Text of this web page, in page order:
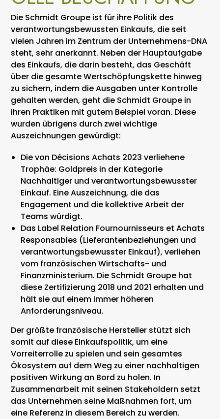
Die Schmidt Groupe ist für ihre Politik des
verantwortungsbewussten Einkaufs, die seit
vielen Jahren im Zentrum der Unternehmens-DNA
steht, sehr anerkannt. Neben der Hauptaufgabe
des Einkaufs, die darin besteht, das Geschäft
über die gesamte Wertschöpfungskette hinweg
zu sichern, indem die Ausgaben unter Kontrolle
gehalten werden, geht die Schmidt Groupe in
ihren Praktiken mit gutem Beispiel voran. Diese
wurden übrigens durch zwei wichtige
Auszeichnungen gewürdigt:
Die von Décisions Achats 2023 verliehene
Trophäe: Goldpreis in der Kategorie
Nachhaltiger und verantwortungsbewusster
Einkauf. Eine Auszeichnung, die das
Engagement und die kollektive Arbeit der
Teams würdigt.
Das Label Relation Fournournisseurs et Achats
Responsables (Lieferantenbeziehungen und
verantwortungsbewusster Einkauf), verliehen
vom französischen Wirtschafts- und
Finanzministerium. Die Schmidt Groupe hat
diese Zertifizierung 2018 und 2021 erhalten und
hält sie auf einem immer höheren
Anforderungsniveau.
Der größte französische Hersteller stützt sich
somit auf diese Einkaufspolitik, um eine
Vorreiterrolle zu spielen und sein gesamtes
Ökosystem auf dem Weg zu einer nachhaltigen
positiven Wirkung an Bord zu holen. In
Zusammenarbeit mit seinen Stakeholdern setzt
das Unternehmen seine Maßnahmen fort, um
eine Referenz in diesem Bereich zu werden.